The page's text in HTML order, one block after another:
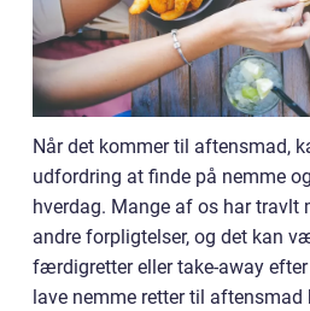
Når det kommer til aftensmad,
udfordring at finde på nemme
hverdag. Mange af os har travlt
andre forpligtelser, og det kan
færdigretter eller take-away
lave nemme retter til